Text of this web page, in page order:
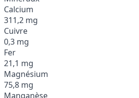
Calcium
311,2 mg
Cuivre
0,3 mg
Fer
21,1 mg
Magnésium
75,8 mg
Manganèse